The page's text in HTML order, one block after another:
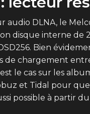
audio DLNA, le
disque interne
Bien
de chargement
le cas sur les
et Tidal pour
possible à partir